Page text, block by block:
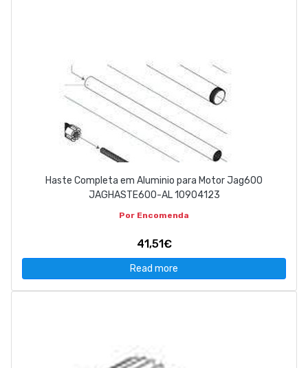
Haste Completa em Aluminio para Motor Jag600
JAGHASTE600-AL 10904123
Por Encomenda
41,51€
Read more